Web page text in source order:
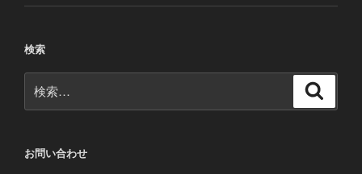
検索
索:
お問い合わせ